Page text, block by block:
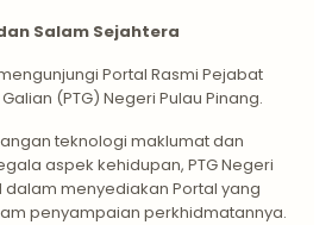
Salam Sejahtera
Portal Rasmi Pejabat
(PTG) Negeri Pulau Pinang.
teknologi maklumat dan
aspek kehidupan, PTG Negeri
dalam menyediakan Portal yang
penyampaian perkhidmatannya.